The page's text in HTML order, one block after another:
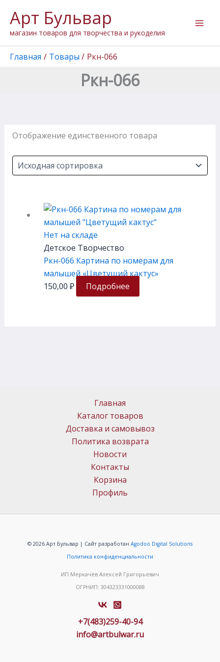
содержимому
Арт Бульвар
магазин товаров для творчества и рукоделия
Главная Товары Ркн-066
Ркн-066
Отображение единственного товара
Нет на складе
Детское Творчество
Ркн-066 Картина по номерам для
малышей «Цветущий кактус»
150,00 ₽ Подробнее
Главная
Каталог товаров
Доставка и самовывоз
Политика возврата
Новости
Контакты
Корзина
Профиль
© 2026 Арт Бульвар | Сайт разработан Agodoo Digital Solutions
Политика конфиденциальности
ИП Меркачёв Алексей Григорьевич
ОГРНИП: 304323331000088
+7(483)259-40-94
info@artbulwar.ru